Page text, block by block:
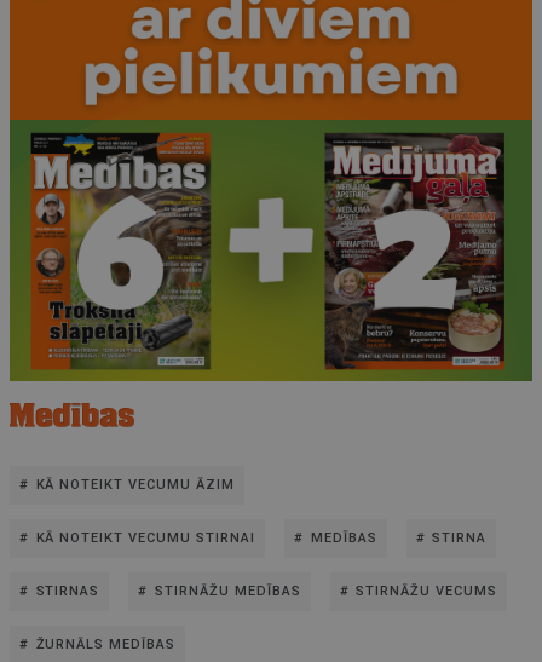
KĀ NOTEIKT VECUMU ĀZIM
KĀ NOTEIKT VECUMU STIRNAI MEDĪBAS STIRNA
STIRNAS STIRNĀŽU MEDĪBAS STIRNĀŽU VECUMS
ŽURNĀLS MEDĪBAS